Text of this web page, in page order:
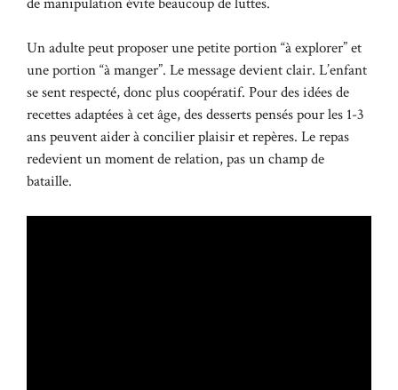
Un adulte peut proposer une petite portion “à explorer” et
une portion “à manger”. Le message devient clair. L’enfant
se sent respecté, donc plus coopératif. Pour des idées de
recettes adaptées à cet âge,des desserts pensés pour les 1-3
anspeuvent aider à concilier plaisir et repères. Le repas
redevient un moment de relation, pas un champ de
bataille.